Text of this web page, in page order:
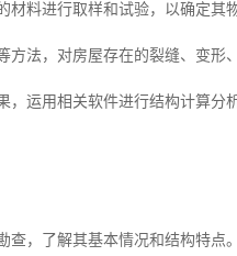
材料进行取样和试验，以确定其
方法，对房屋存在的裂缝、变形
，运用相关软件进行结构计算分
查，了解其基本情况和结构特点。